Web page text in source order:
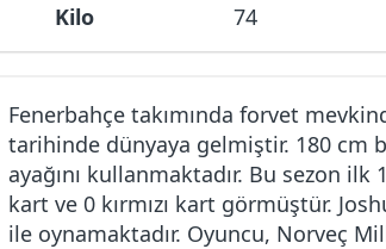
Kilo
74
Fenerbahçe takımında forvet
tarihinde dünyaya gelmiştir. 180 cm
ayağını kullanmaktadır. Bu sezon ilk
kart ve 0 kırmızı kart görmüştür.
ile oynamaktadır. Oyuncu, Norveç